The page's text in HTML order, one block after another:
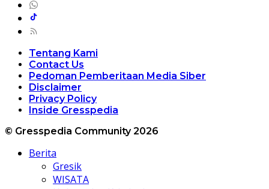
Tentang Kami
Contact Us
Pedoman Pemberitaan Media Siber
Disclaimer
Privacy Policy
Inside Gresspedia
© Gresspedia Community 2026
Berita
Gresik
WISATA